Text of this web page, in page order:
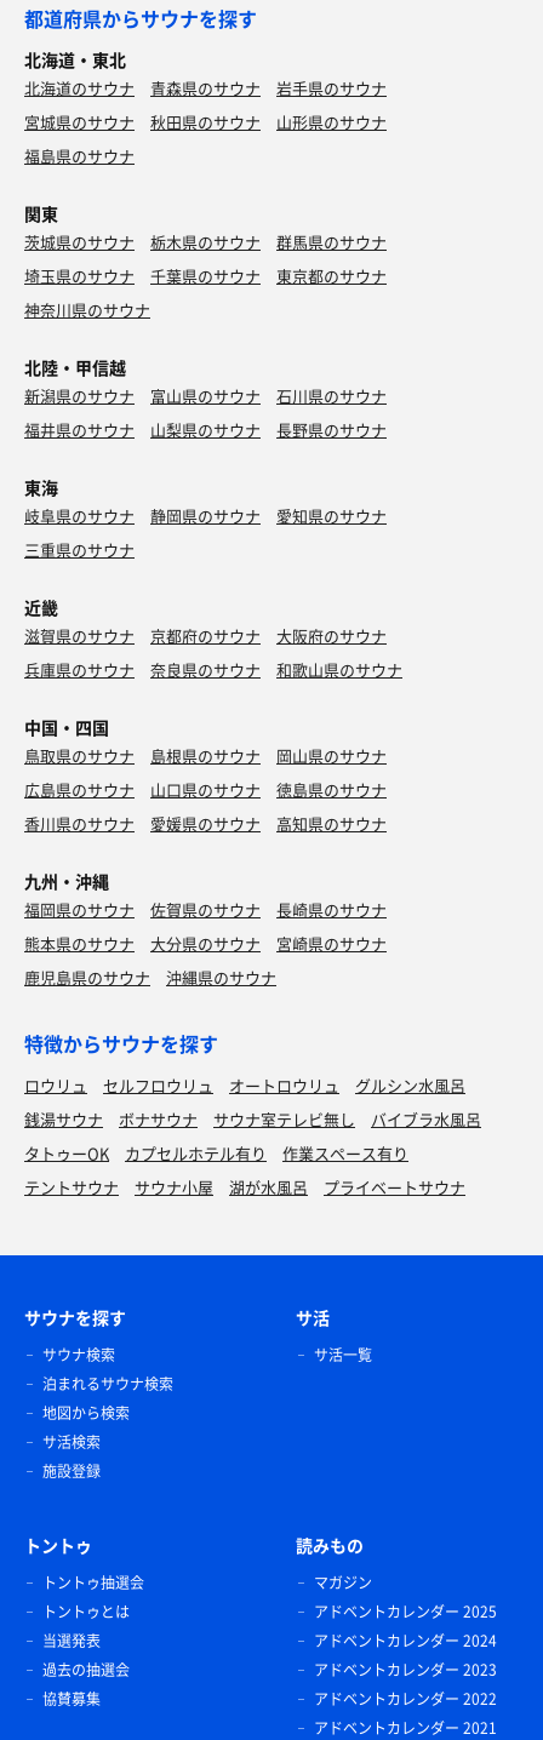
ロース、ヒレカツ定食
林SPFのとんかつがこのボリューム、この値段で食べ
れるの超ありがたい。
これ目当てで！とまでは言いませんが、
奄美大島でのサウナ体験は格別でした！
週替わり定食(1,400円)
いから、豆腐も美味しいんです…！
ウォーターサーバーがないので
ペースがもう少し広ければ…！(他のお風呂は全部めちゃ
熱い)というのはありますが、町の銭湯では味わえない充
実感に満足しきりでした！
物販やアイスコーナー、スタッフさんが作ってくれるドリ
きました〜
都道府県からサウナを探す
北海道・東北
北海道のサウナ 青森県のサウナ
岩手県のサウナ
宮城県のサウナ
秋田県のサウナ
山形県のサウナ
福島県のサウナ
関東
茨城県のサウナ 栃木県のサウナ
群馬県のサウナ
埼玉県のサウナ
千葉県のサウナ
東京都のサウナ
神奈川県のサウナ
北陸・甲信越
新潟県のサウナ 富山県のサウナ
石川県のサウナ
福井県のサウナ
山梨県のサウナ 長野県のサウナ
東海
岐阜県のサウナ 静岡県のサウナ
愛知県のサウナ
三重県のサウナ
近畿
滋賀県のサウナ 京都府のサウナ
大阪府のサウナ
兵庫県のサウナ
奈良県のサウナ 和歌山県のサウナ
中国・四国
鳥取県のサウナ 島根県のサウナ
岡山県のサウナ
広島県のサウナ
山口県のサウナ
徳島県のサウナ
香川県のサウナ
愛媛県のサウナ 高知県のサウナ
九州・沖縄
福岡県のサウナ 佐賀県のサウナ
長崎県のサウナ
熊本県のサウナ
大分県のサウナ
宮崎県のサウナ
鹿児島県のサウナ
沖縄県のサウナ
特徴からサウナを探す
ロウリュ セルフロウリュ オートロウリュ
グルシン水風呂
銭湯サウナ
ボナサウナ サウナ室テレビ無し
バイブラ水風呂
タトゥーOK
カプセルホテル有り
作業スペース有り
テントサウナ
サウナ小屋 湖が水風呂 プライベートサウナ
サウナを探す
サウナ検索
泊まれるサウナ検索
地図から検索
サ活検索
施設登録
サ活
サ活一覧
トントゥ
トントゥ抽選会
トントゥとは
当選発表
過去の抽選会
協賛募集
読みもの
マガジン
アドベントカレンダー 2025
アドベントカレンダー 2024
アドベントカレンダー 2023
アドベントカレンダー 2022
アドベントカレンダー 2021